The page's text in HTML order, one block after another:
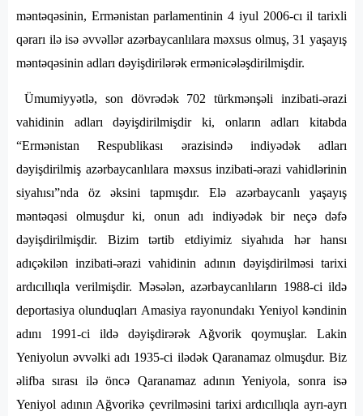
məntəqəsinin, Ermənistan parlamentinin 4 iyul 2006-cı il tarixli
qərarı ilə isə əvvəllər azərbaycanlılara məxsus olmuş, 31 yaşayış
məntəqəsinin adları dəyişdirilərək ermənicələşdirilmişdir.
Ümumiyyətlə, son dövrədək 702 türkmənşəli inzibati-ərazi
vahidinin adları dəyişdirilmişdir ki, onların adları kitabda
“Ermənistan Respublikası ərazisində indiyədək adları
dəyişdirilmiş azərbaycanlılara məxsus inzibati-ərazi vahidlərinin
siyahısı”nda öz əksini tapmışdır. Elə azərbaycanlı yaşayış
məntəqəsi olmuşdur ki, onun adı indiyədək bir neçə dəfə
dəyişdirilmişdir. Bizim tərtib etdiyimiz siyahıda hər hansı
adıçəkilən inzibati-ərazi vahidinin adının dəyişdirilməsi tarixi
ardıcıllıqla verilmişdir. Məsələn, azərbaycanlıların 1988-ci ildə
deportasiya olunduqları Amasiya rayonundakı Yeniyol kəndinin
adını 1991-ci ildə dəyişdirərək Ağvorik qoymuşlar. Lakin
Yeniyolun əvvəlki adı 1935-ci ilədək Qaranamaz olmuşdur. Biz
əlifba sırası ilə öncə Qaranamaz adının Yeniyola, sonra isə
Yeniyol adının Ağvorikə çevrilməsini tarixi ardıcıllıqla ayrı-ayrı